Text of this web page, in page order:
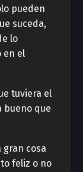
pueden
suceda,
lo
en el
tuviera el
bueno que
gran cosa
feliz o no